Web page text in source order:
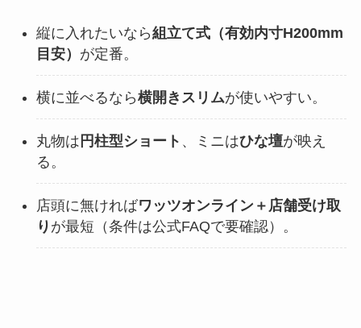
縦に入れたいなら組立て式（有効内寸H200mm
目安） が定番。
横に並べるなら横開きスリムが使いやすい。
丸物は 円柱型ショート 、ミニはひな壇が映え
る。
店頭に無ければワッツオンライン＋店舗受け取
り が最短（条件は公式FAQで要確認）。